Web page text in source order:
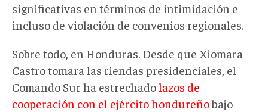
significativas en términos de intimidación e
incluso de violación de convenios regionales.
Sobre todo, en Honduras. Desde que Xiomara
Castro tomara las riendas presidenciales, el
Comando Sur ha estrechadolazos de
cooperación con el ejército hondureñobajo